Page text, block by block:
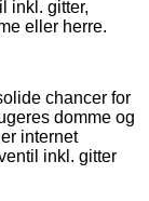
inkl. gitter,
eller herre.
chancer for
domme og
internet
inkl. gitter